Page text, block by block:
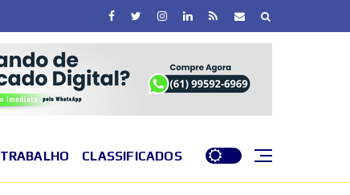
TRABALHO CLASSIFICADOS